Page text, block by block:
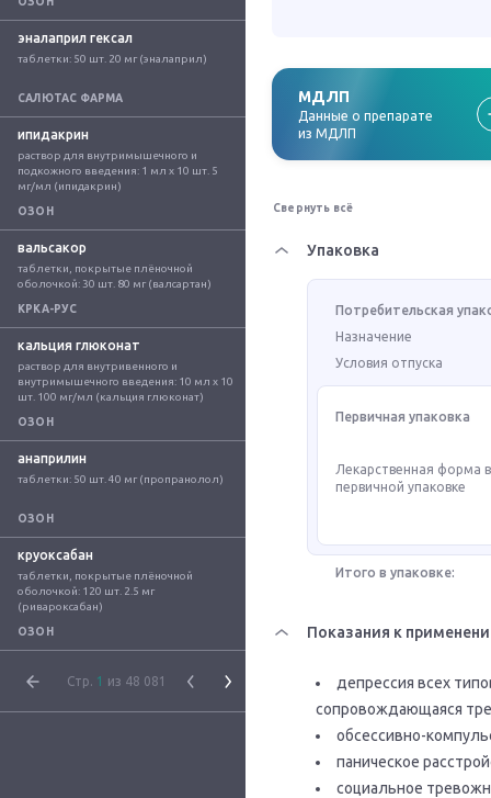
эналаприл гексал
таблетки: 50 шт. 20 мг (эналаприл)
САЛЮТАС ФАРМА
ипидакрин
раствор для внутримышечного и
подкожного введения: 1 мл x 10 шт. 5
мг/мл (ипидакрин)
ОЗОН
вальсакор
таблетки, покрытые плёночной
оболочкой: 30 шт. 80 мг (валсартан)
КРКА-РУС
кальция глюконат
раствор для внутривенного и
внутримышечного введения: 10 мл x 10
шт. 100 мг/мл (кальция глюконат)
ОЗОН
анаприлин
таблетки: 50 шт. 40 мг (пропранолол)
ОЗОН
круоксабан
таблетки, покрытые плёночной
оболочкой: 120 шт. 2.5 мг
(ривароксабан)
ОЗОН
Стр. 1 из 48 081
МДЛП
Данные о препарате
из МДЛП
Свернуть всё
Упаковка
Потребительская
Назначение
Условия отпуска
Первичная упаковка
Лекарственная форма
первичной упаковке
Итого в упаковке:
Показания к
депрессия всех
сопровождающаяся
обсессивно-
паническое
социальное